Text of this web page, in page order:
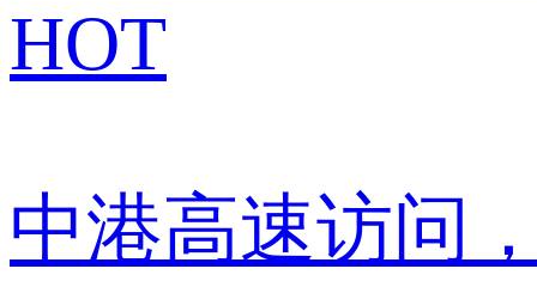
HOT
中港高速访问